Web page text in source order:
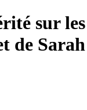
sur les
de Sarah